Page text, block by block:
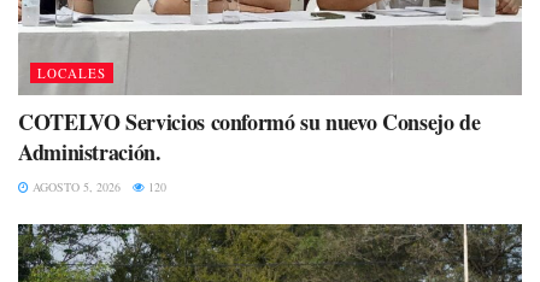
LOCALES
COTELVO Servicios conformó su nuevo Consejo de
Administración.
AGOSTO 5, 2026 120